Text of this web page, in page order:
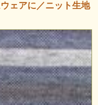
ェアに／ニット生地